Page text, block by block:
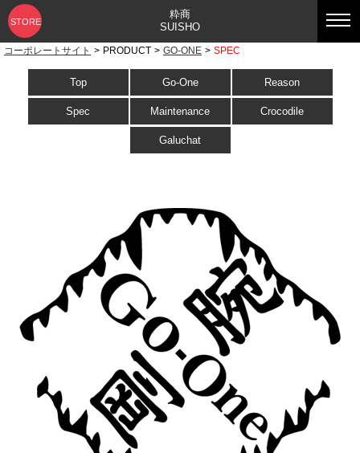
STORE
粋商
SUISHO
コーポレートサイト > PRODUCT > GO-ONE > SPEC
Top Go-One Reason
Spec Maintenance Crocodile
Galuchat